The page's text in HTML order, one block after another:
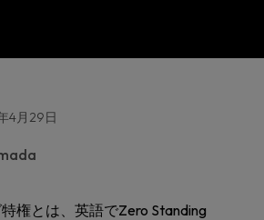
4月29日
権とは、英語でZero Standing